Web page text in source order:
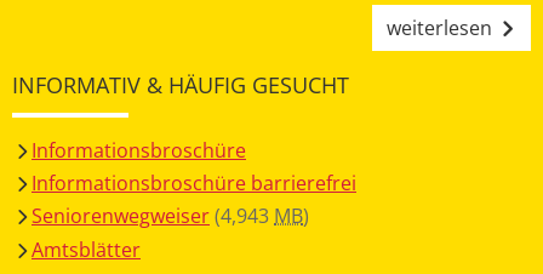
weiterlesen
INFORMATIV & HÄUFIG GESUCHT
Informationsbroschüre
Informationsbroschüre barrierefrei
Seniorenwegweiser(4,943MB)
Amtsblätter